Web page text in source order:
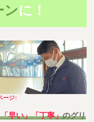
ンに！
ージ↑
早い」「丁寧」のグリ